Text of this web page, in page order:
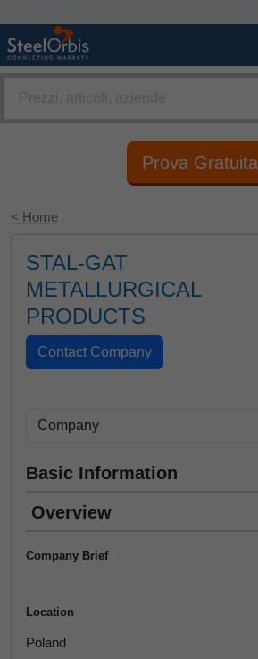
Prova Gratuita
< Home
STAL-GAT
METALLURGICAL
PRODUCTS
Basic Information
Overview
Company Brief
Location
Poland